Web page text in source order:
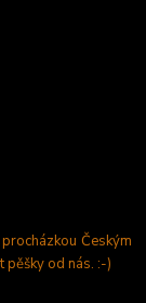
Českým
pěšky od nás. :-)